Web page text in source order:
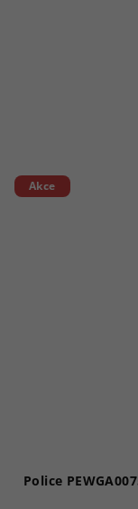
Akce
Police